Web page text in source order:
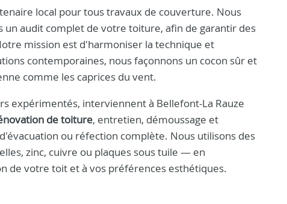
local pour tous travaux de couverture. Nous
un audit complet de votre toiture, afin de garantir des
mission est d'harmoniser la technique et
contemporaines, nous façonnons un cocon sûr et
comme les caprices du vent.
expérimentés, interviennent à Bellefont-La Rauze
de toiture, entretien, démoussage et
ou réfection complète. Nous utilisons des
zinc, cuivre ou plaques sous tuile — en
de votre toit et à vos préférences esthétiques.